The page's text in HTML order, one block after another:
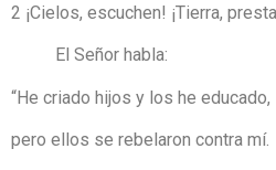
2 ¡Cielos, escuchen! ¡Tierra,
El Señor habla:
“He criado hijos y los he educado,
pero ellos se rebelaron contra mí.